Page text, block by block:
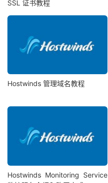
SSL 证书教程
Hostwinds 管理域名教程
Hostwinds Monitoring Service